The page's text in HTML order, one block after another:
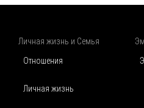
Личная жизнь и Семья
Отношения
Личная жизнь